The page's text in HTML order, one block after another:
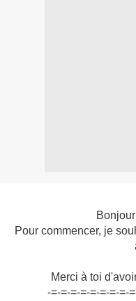
Pour commencer, je
Merci à toi
-=-=-=-=-=-=-=-=-